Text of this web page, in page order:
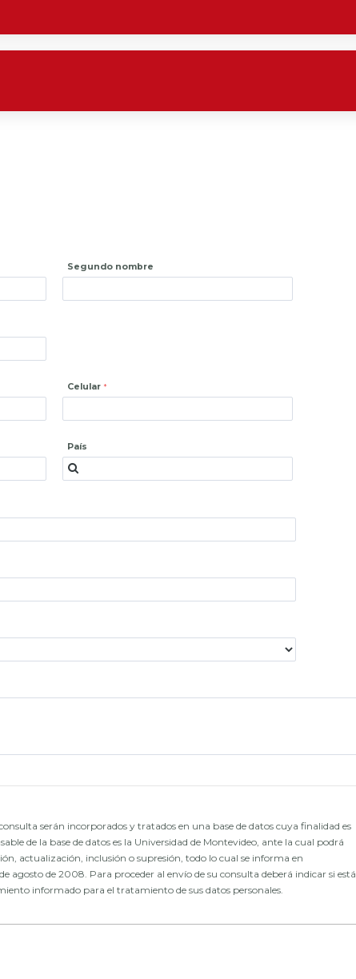
Segundo nombre
Celular
País
serán incorporados y tratados en una base de datos cuya finalidad es
de la base de datos es la Universidad de Montevideo, ante la cual podrá
actualización, inclusión o supresión, todo lo cual se informa en
agosto de 2008. Para proceder al envío de su consulta deberá indicar si está
informado para el tratamiento de sus datos personales.